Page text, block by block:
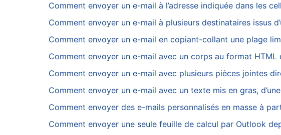
Comment envoyer un e-mail à l’adresse indiquée dans les
Comment envoyer un e-mail à plusieurs destinataires issus
Comment envoyer un e-mail en copiant-collant une plage
Comment envoyer un e-mail avec un corps au format HTML
Comment envoyer un e-mail avec plusieurs pièces jointes
Comment envoyer un e-mail avec un texte mis en gras,
Comment envoyer des e-mails personnalisés en masse à
Comment envoyer une seule feuille de calcul par Outlook